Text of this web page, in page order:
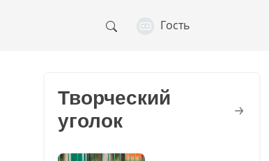
Гость
Творческий
уголок